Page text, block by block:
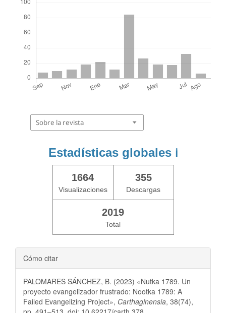
Sobre la revista
Estadísticas globales ℹ️
1664
Visualizaciones
355
Descargas
2019
Total
Cómo citar
PALOMARES SÁNCHEZ, B. (2023) «Nutka 1789. Un
proyecto evangelizador frustrado: Nootka 1789: A
Failed Evangelizing Project», Carthaginensia, 38(74),